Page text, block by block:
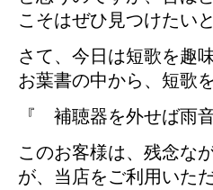
こそはぜひ見つけたい
さて、今日は短歌を趣
お葉書の中から、短歌
『 補聴器を外せば雨
このお客様は、残念な
が、当店をご利用いた